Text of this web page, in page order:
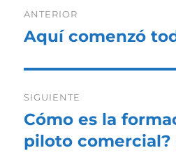
de
ANTERIOR
Entrada
Aquí comenzó
SIGUIENTE
Entrada
siguiente:
Cómo es la
piloto comercial?